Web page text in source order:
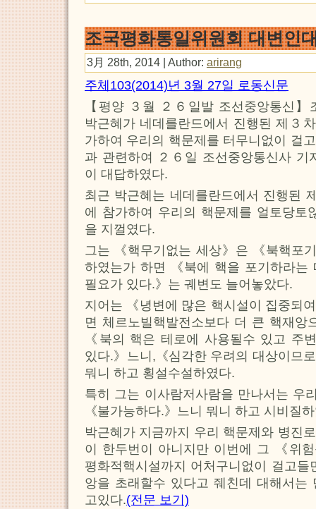
조국평화통일위원회 대변인
3月 28th, 2014 | Author: arirang
주체103(2014)년 3월 27일 로동신문
【평양 ３월 ２６일발 조선중앙통신】
박근혜가 네데를란드에서 진행된 제３
가하여 우리의 핵문제를 터무니없이 걸
과 관련하여 ２６일 조선중앙통신사 기
이 대답하였다.
최근 박근혜는 네데를란드에서 진행된
에 참가하여 우리의 핵문제를 얼토당토
을 지껄였다.
그는 《핵무기없는 세상》은 《북핵포
하였는가 하면 《북에 핵을 포기하라는
필요가 있다.》는 궤변도 늘어놓았다.
지어는 《녕변에 많은 핵시설이 집중되
면 체르노빌핵발전소보다 더 큰 핵재앙
《북의 핵은 테로에 사용될수 있고 주
있다.》느니,《심각한 우려의 대상이므
뭐니 하고 횡설수설하였다.
특히 그는 이사람저사람을 만나서는 우
《불가능하다.》느니 뭐니 하고 시비질
박근혜가 지금까지 우리 핵문제와 병진
이 한두번이 아니지만 이번에 그 《위
평화적핵시설까지 어처구니없이 걸고
앙을 초래할수 있다고 줴친데 대해서는
고있다.(전문 보기)